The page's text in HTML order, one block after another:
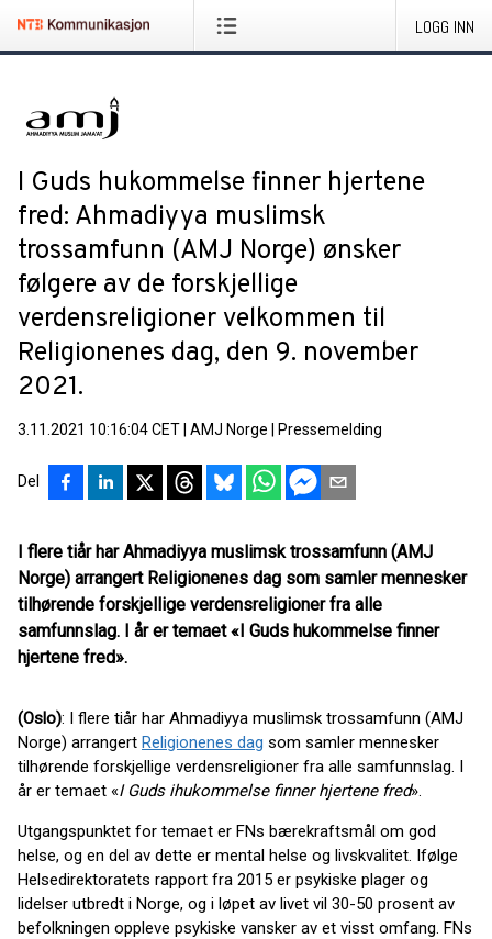
LOGG INN
I Guds hukommelse finner hjertene
fred: Ahmadiyya muslimsk
trossamfunn (AMJ Norge) ønsker
følgere av de forskjellige
verdensreligioner velkommen til
Religionenes dag, den 9. november
2021.
3.11.2021 10:16:04 CET AMJ Norge Pressemelding
Del
I flere tiår har Ahmadiyya muslimsk trossamfunn (AMJ
Norge) arrangert Religionenes dag som samler mennesker
tilhørende forskjellige verdensreligioner fra alle
samfunnslag. I år er temaet «I Guds hukommelse finner
hjertene fred».
(Oslo): I flere tiår har Ahmadiyya muslimsk trossamfunn (AMJ
Norge) arrangert Religionenes dag som samler mennesker
tilhørende forskjellige verdensreligioner fra alle samfunnslag. I
år er temaet «I Guds ihukommelse finner hjertene fred».
Utgangspunktet for temaet er FNs bærekraftsmål om god
helse, og en del av dette er mental helse og livskvalitet. Ifølge
Helsedirektoratets rapport fra 2015 er psykiske plager og
lidelser utbredt i Norge, og i løpet av livet vil 30-50 prosent av
befolkningen oppleve psykiske vansker av et visst omfang. FNs